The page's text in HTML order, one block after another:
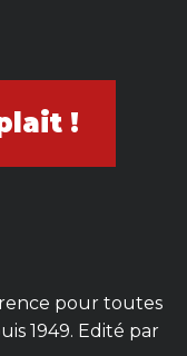
!
pour toutes
1949. Edité par